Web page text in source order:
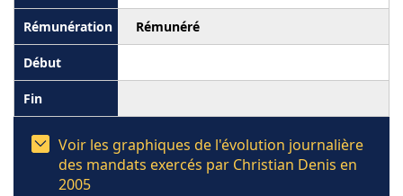
Rémunéré
Voir les graphiques de l'évolution journalière
des mandats exercés par Christian Denis en
2005